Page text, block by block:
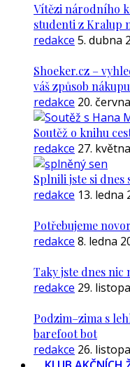
Vítězi národního
studenti z Kralup
redakce 5. dubna
Shoeker.cz –
váš způsob
redakce 20.
Soutěž o knihu
redakce 27.
Splnili jste si dnes
redakce 13. ledna
Potřebujeme
redakce 8. ledna
Taky jste dnes nic
redakce 29.
Podzim–zima s
barefoot bot
redakce 26.